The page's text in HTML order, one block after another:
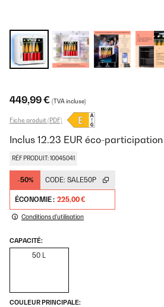
449,99 € (TVA incluse)
Fiche produit (PDF)
Inclus 12.23 EUR éco-participation
RÉF PRODUIT: 10045041
-50% CODE: SALE50P
ÉCONOMIE : 225,00 €
Conditions d'utilisation
CAPACITÉ:
50 L
COULEUR PRINCIPALE: